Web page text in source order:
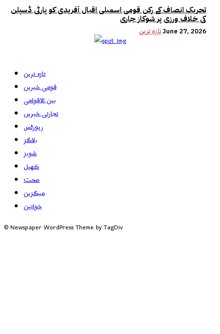
تحریک انصاف کے رکن قومی اسمبلی اقبال آفریدی کو پارٹی ڈسپلن
کی خلاف ورزی پر شوکاز جاری
تازہ ترینJune 27, 2026
تازہ ترین
قومی خبریں
بین الاقوامی
تجارتی خبریں
رپورٹس
بلاگز
شوبز
کھیل
صحت
میگزین
خواتین
© Newspaper WordPress Theme by TagDiv